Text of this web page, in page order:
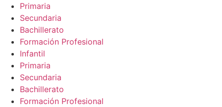
Primaria
Secundaria
Bachillerato
Formación Profesional
Infantil
Primaria
Secundaria
Bachillerato
Formación Profesional